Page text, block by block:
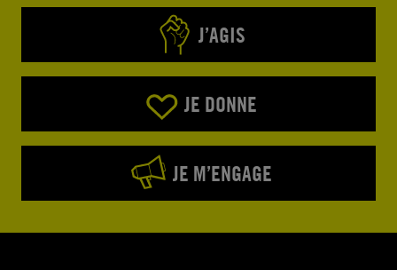
J’AGIS
JE DONNE
JE M’ENGAGE